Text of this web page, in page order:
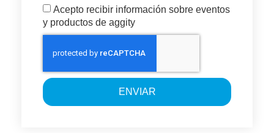
Acepto recibir información sobre eventos
y productos de aggity
ENVIAR